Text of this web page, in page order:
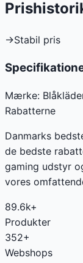
→Stabil pris
Mærke:
Rabatterne
Danmarks
de bedste
gaming udstyr
vores
89.6k+
Produkter
352+
Webshops